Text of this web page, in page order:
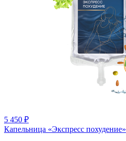
5 450 ₽
Капельница «Экспресс похудение»